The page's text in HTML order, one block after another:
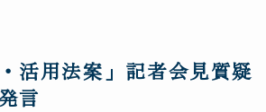
活用法案」記者会見質疑
言